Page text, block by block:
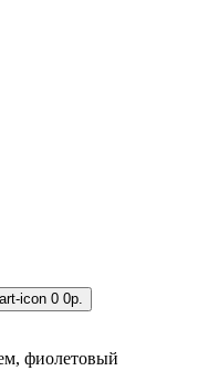
0 0р.
фиолетовый